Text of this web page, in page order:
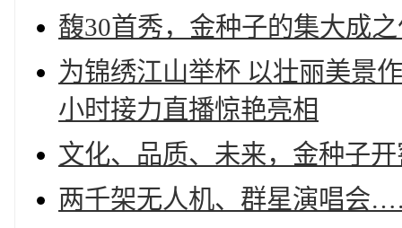
馥30首秀，金种子的集大成
为锦绣江山举杯 以壮丽美景
小时接力直播惊艳亮相
文化、品质、未来，金种子
两千架无人机、群星演唱会